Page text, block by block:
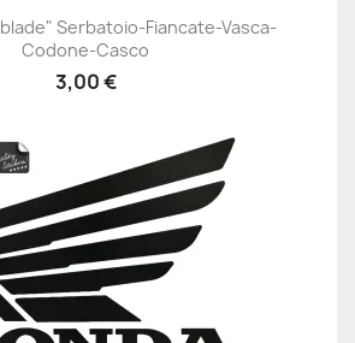
Serbatoio-Fiancate-Vasca-
Codone-Casco
3,00 €